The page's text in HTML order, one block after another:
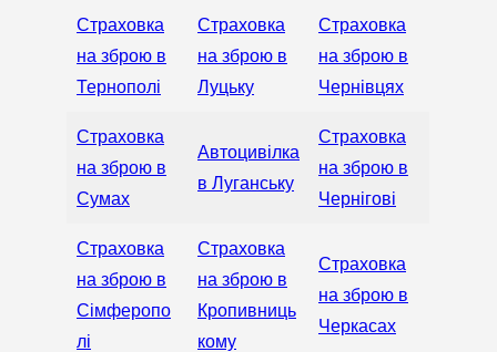
Страховка
на зброю в
Тернополі
Страховка
на зброю в
Луцьку
Страховка
на зброю в
Чернівцях
Страховка
на зброю в
Сумах
Автоцивілка
в Луганську
Страховка
на зброю в
Чернігові
Страховка
на зброю в
Сімферопо
лі
Страховка
на зброю в
Кропивниць
кому
Страховка
на зброю в
Черкасах